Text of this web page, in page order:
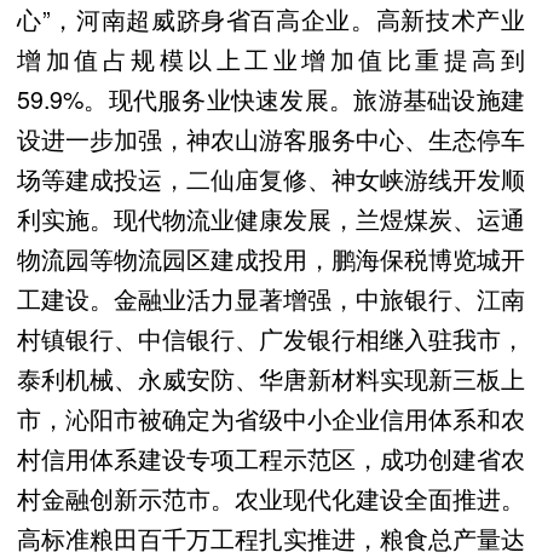
心”，河南超威跻身省百高企业。高新技术产业
增加值占规模以上工业增加值比重提高到
59.9%。现代服务业快速发展。旅游基础设施建
设进一步加强，神农山游客服务中心、生态停车
场等建成投运，二仙庙复修、神女峡游线开发顺
利实施。现代物流业健康发展，兰煜煤炭、运通
物流园等物流园区建成投用，鹏海保税博览城开
工建设。金融业活力显著增强，中旅银行、江南
村镇银行、中信银行、广发银行相继入驻我市，
泰利机械、永威安防、华唐新材料实现新三板上
市，沁阳市被确定为省级中小企业信用体系和农
村信用体系建设专项工程示范区，成功创建省农
村金融创新示范市。农业现代化建设全面推进。
高标准粮田百千万工程扎实推进，粮食总产量达